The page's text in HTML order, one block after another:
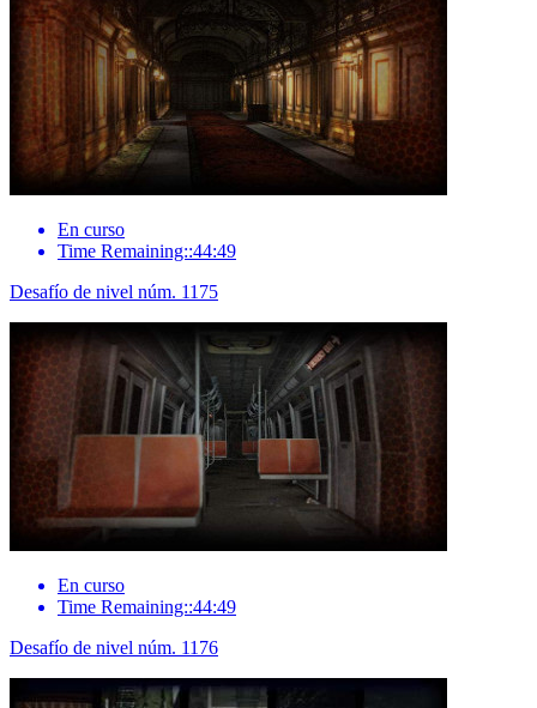
En curso
Time Remaining::44:49
Desafío de nivel núm. 1175
En curso
Time Remaining::44:49
Desafío de nivel núm. 1176